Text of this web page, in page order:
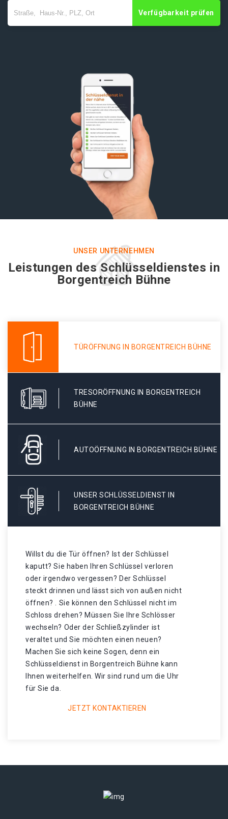
Verfügbarkeit prüfen
UNSER UNTERNEHMEN
Leistungen des Schlüsseldienstes in
Borgentreich Bühne
TÜRÖFFNUNG IN BORGENTREICH BÜHNE
TRESORÖFFNUNG IN BORGENTREICH
BÜHNE
AUTOÖFFNUNG IN BORGENTREICH BÜHNE
UNSER SCHLÜSSELDIENST IN
BORGENTREICH BÜHNE
Willst du die Tür öffnen? Ist der Schlüssel
kaputt? Sie haben Ihren Schlüssel verloren
oder irgendwo vergessen? Der Schlüssel
steckt drinnen und lässt sich von außen nicht
öffnen? . Sie können den Schlüssel nicht im
Schloss drehen? Müssen Sie Ihre Schlösser
wechseln? Oder der Schließzylinder ist
veraltet und Sie möchten einen neuen?
Machen Sie sich keine Sogen, denn ein
Schlüsseldienst in Borgentreich Bühne kann
Ihnen weiterhelfen. Wir sind rund um die Uhr
für Sie da.
JETZT KONTAKTIEREN